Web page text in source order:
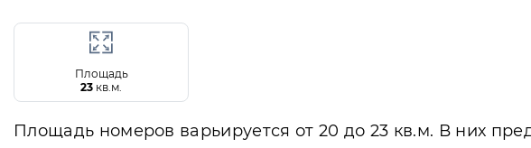
Площадь
23 кв.м.
Площадь номеров варьируется от 20 до 23 кв.м. В них